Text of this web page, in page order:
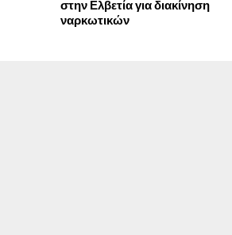
στην Ελβετία για διακίνηση
ναρκωτικών